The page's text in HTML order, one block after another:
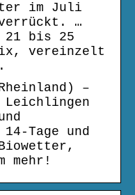
im Juli
…
21 bis 25
vereinzelt
–
Leichlingen
Tage und
mehr!